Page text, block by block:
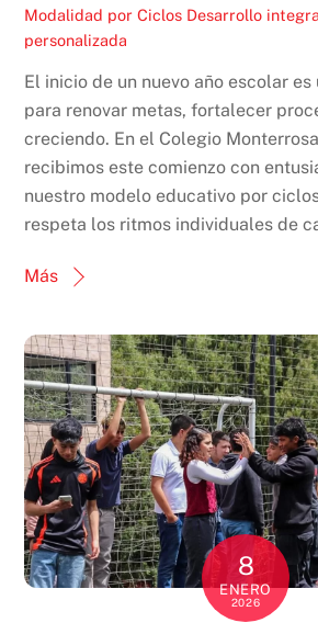
Modalidad por Ciclos Desarrollo
personalizada
El inicio de un nuevo año escolar
para renovar metas, fortalecer
creciendo. En el Colegio
recibimos este comienzo con
nuestro modelo educativo por
respeta los ritmos individuales de
Más
8
ENERO
2026